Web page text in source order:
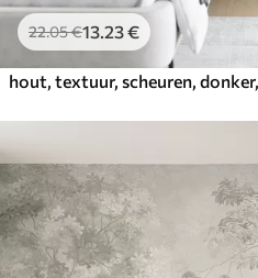
22.05€13 .23€